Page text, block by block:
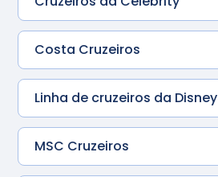
Costa Cruzeiros
Linha de cruzeiros da Disney
MSC Cruzeiros